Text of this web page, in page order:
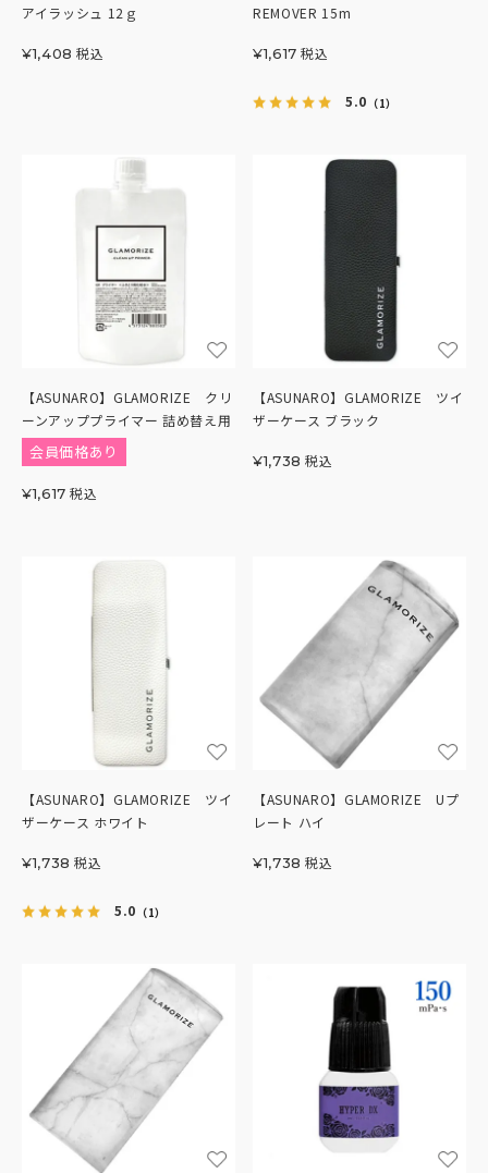
アイラッシュ 12ｇ
¥1,408 税込
REMOVER 15m
¥1,617 税込
5.0 （1）
【ASUNARO】GLAMORIZE クリ
ーンアッププライマー 詰め替え用
会員価格あり
¥1,617 税込
【ASUNARO】GLAMORIZE ツイ
ザーケース ブラック
¥1,738 税込
【ASUNARO】GLAMORIZE ツイ
ザーケース ホワイト
¥1,738 税込
5.0 （1）
【ASUNARO】GLAMORIZE Uプ
レート ハイ
¥1,738 税込